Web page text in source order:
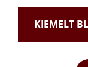
KIEMELT